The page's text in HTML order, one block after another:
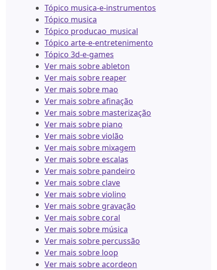
Tópico musica-e-instrumentos
Tópico musica
Tópico producao_musical
Tópico arte-e-entretenimento
Tópico 3d-e-games
Ver mais sobre ableton
Ver mais sobre reaper
Ver mais sobre mao
Ver mais sobre afinação
Ver mais sobre masterização
Ver mais sobre piano
Ver mais sobre violão
Ver mais sobre mixagem
Ver mais sobre escalas
Ver mais sobre pandeiro
Ver mais sobre clave
Ver mais sobre violino
Ver mais sobre gravação
Ver mais sobre coral
Ver mais sobre música
Ver mais sobre percussão
Ver mais sobre loop
Ver mais sobre acordeon